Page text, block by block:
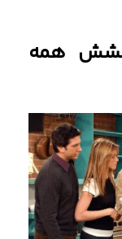
همه